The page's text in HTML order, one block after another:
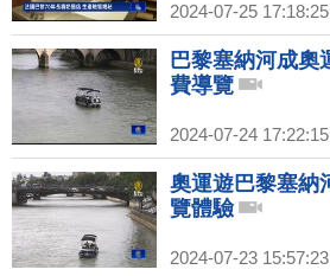
2024-07-25 17:18:25
巴黎塞納河成奧
費導覽
2024-07-24 17:22:15
奧運遊巴黎塞納
覽體驗
2024-07-23 15:57:23